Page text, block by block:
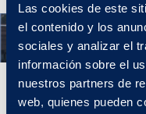
Las cookies de este
el contenido y los
sociales y analizar el
información sobre el
nuestros partners de
web, quienes pueden
Año 1